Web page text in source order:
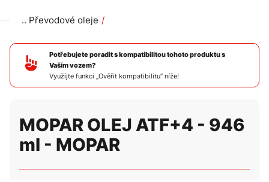
Převodové oleje
Potřebujete poradit s kompatibilitou tohoto produktu s
Vaším vozem?
Využíjte funkci „Ověřit kompatibilitu“ níže!
MOPAR OLEJ ATF+4 - 946
ml - MOPAR